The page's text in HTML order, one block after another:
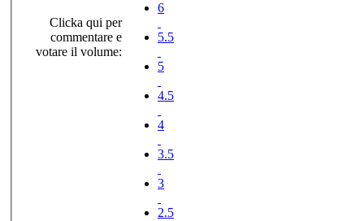
Clicka qui per
commentare e
votare il volume:
6
5.5
5
4.5
4
3.5
3
2.5